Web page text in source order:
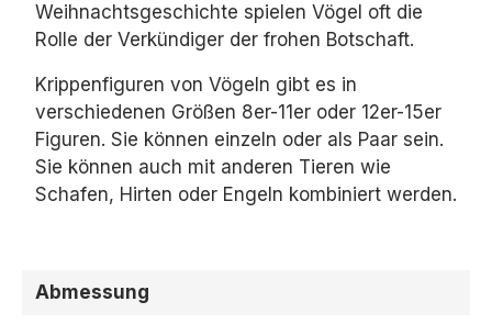
Weihnachtsgeschichte spielen Vögel oft die
Rolle der Verkündiger der frohen Botschaft.
Krippenfiguren von Vögeln gibt es in
verschiedenen Größen 8er-11er oder 12er-15er
Figuren. Sie können einzeln oder als Paar sein.
Sie können auch mit anderen Tieren wie
Schafen, Hirten oder Engeln kombiniert werden.
Abmessung